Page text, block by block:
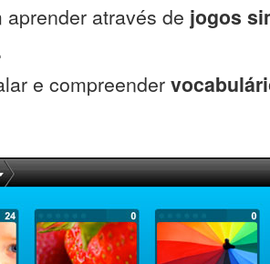
aprender através de jogos
e compreender